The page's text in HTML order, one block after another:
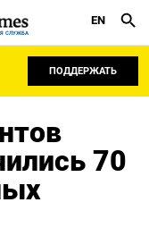
СЛУЖБА
EN
ПОДДЕРЖАТЬ
70